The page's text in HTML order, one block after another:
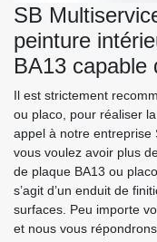
SB
peinture
BA13 capable
Il est strictement
ou placo, pour réaliser
appel à notre entreprise
vous voulez avoir plus
de plaque BA13 ou
s’agit d’un enduit de
surfaces. Peu importe
et nous vous